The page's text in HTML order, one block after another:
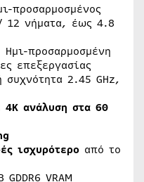
προσαρμοσμένος
12 νήματα, έως 4.8
Ημι-προσαρμοσμένη
επεξεργασίας
συχνότητα 2.45 GHz,
4K ανάλυση στα 60
ισχυρότερο από το
GDDR6 VRAM